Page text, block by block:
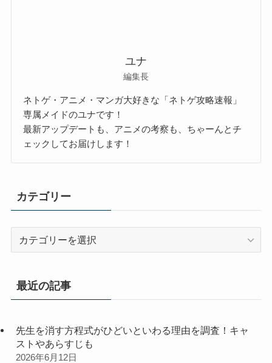
ユナ
編集長
ネトゲ・アニメ・マンガ大好きな「ネトゲ攻略速報」
専属メイドのユナです！
最新アップデートも、アニメの考察も、ちゃーんとチ
ェックしてお届けします！
カテゴリー
リ
最近の記事
先生を消す方程式がひどいといわる理由を調査！キャ
ストやあらすじも
2026年6月12日